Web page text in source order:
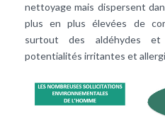
nettoyage mais dispersent
plus en plus élevées de
surtout des aldéhydes
potentialités irritantes et